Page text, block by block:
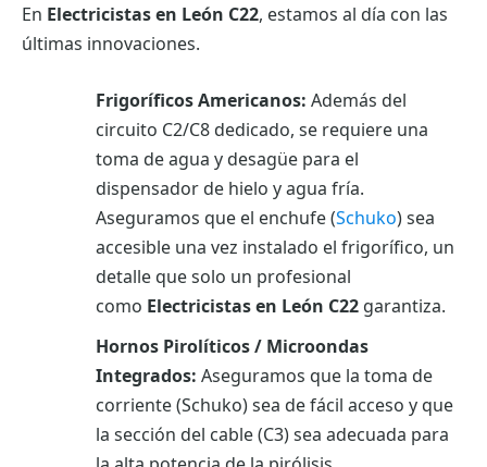
En Electricistas en León C22, estamos al día con las
últimas innovaciones.
Frigoríficos Americanos: Además del
circuito C2/C8 dedicado, se requiere una
toma de agua y desagüe para el
dispensador de hielo y agua fría.
Aseguramos que el enchufe (Schuko) sea
accesible una vez instalado el frigorífico, un
detalle que solo un profesional
como Electricistas en León C22 garantiza.
Hornos Pirolíticos / Microondas
Integrados: Aseguramos que la toma de
corriente (Schuko) sea de fácil acceso y que
la sección del cable (C3) sea adecuada para